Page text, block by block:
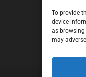
To provide
device
as
may